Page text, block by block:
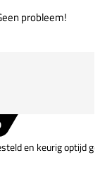
probleem!
en keurig optijd